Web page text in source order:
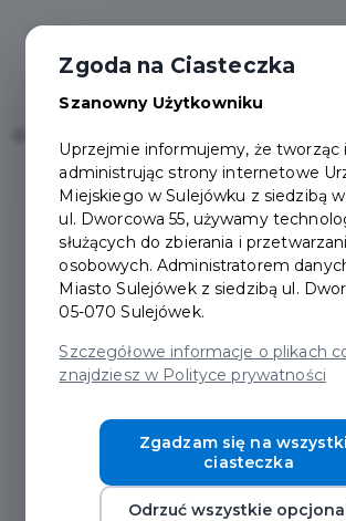
Zgoda na Ciasteczka
Szanowny Użytkowniku
Uprzejmie informujemy, że tworząc i
administrując strony internetowe
Miejskiego w Sulejówku z siedzibą
ul. Dworcowa 55, używamy
służących do zbierania i
osobowych. Administratorem
Miasto Sulejówek z siedzibą ul.
05-070 Sulejówek.
Szczegółowe informacje o plikach
znajdziesz w Polityce prywatności
Zgadzam się na
ciasteczka
Odrzuć wszystkie